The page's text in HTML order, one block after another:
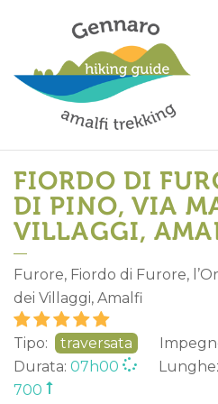
FIORDO DI
DI PINO, VIA
VILLAGGI,
Furore, Fiordo di Furore,
dei Villaggi, Amalfi
Tipo: traversata
Durata: 07h00
700